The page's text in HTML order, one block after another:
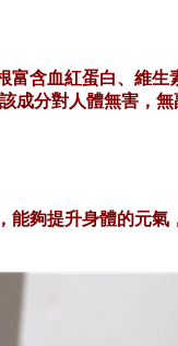
含血紅蛋白、維
分對人體無害，無
夠提升身體的元氣